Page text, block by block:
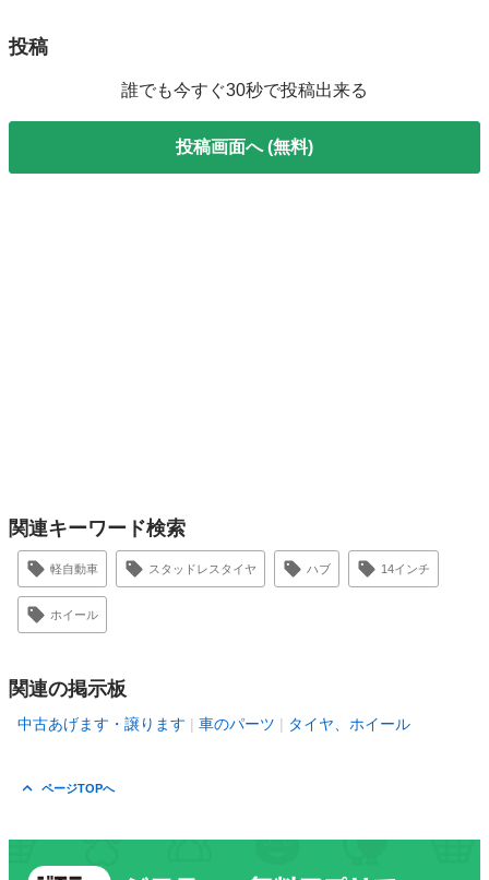
投稿
誰でも今すぐ30秒で投稿出来る
投稿画面へ (無料)
関連キーワード検索
軽自動車 スタッドレスタイヤ ハブ 14インチ
ホイール
関連の掲示板
中古あげます・譲ります 車のパーツ タイヤ、ホイール
ページTOPへ